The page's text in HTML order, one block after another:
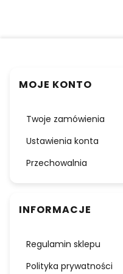
MOJE KONTO
Twoje zamówienia
Ustawienia konta
Przechowalnia
INFORMACJE
Regulamin sklepu
Polityka prywatności